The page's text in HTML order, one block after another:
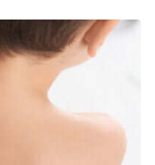
conflict.Evolution,
like a baby?
and current
and Child Health.